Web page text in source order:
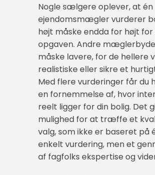
Nogle sælgere oplever, at én
ejendomsmægler vurderer
højt måske endda for højt
opgaven. Andre
måske lavere, for de hellere
realistiske eller sikre et
Med flere vurderinger får du
en fornemmelse af, hvor
reelt ligger for din bolig. Det
mulighed for at træffe et
valg, som ikke er baseret på
enkelt vurdering, men et
af fagfolks ekspertise og